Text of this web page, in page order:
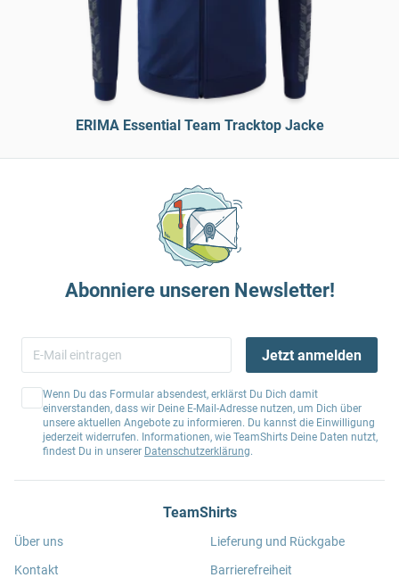
ERIMA Essential Team Tracktop Jacke
Abonniere unseren Newsletter!
Jetzt anmelden
Wenn Du das Formular absendest, erklärst Du Dich damit
einverstanden, dass wir Deine E-Mail-Adresse nutzen, um Dich über
unsere aktuellen Angebote zu informieren. Du kannst die Einwilligung
jederzeit widerrufen. Informationen, wie TeamShirts Deine Daten nutzt,
findest Du in unserer Datenschutzerklärung.
TeamShirts
Über uns
Kontakt
Lieferung und Rückgabe
Barrierefreiheit